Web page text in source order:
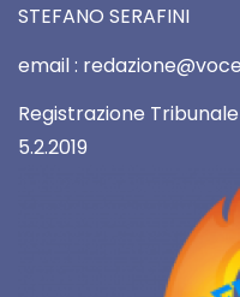
STEFANO SERAFINI
email :
Registrazione
5.2.2019